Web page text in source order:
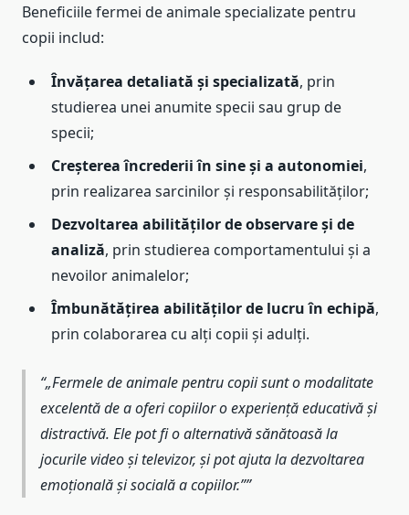
Beneficiile fermei de animale specializate pentru
copii includ:
Învățarea detaliată și specializată, prin
studierea unei anumite specii sau grup de
specii;
Creșterea încrederii în sine și a autonomiei,
prin realizarea sarcinilor și responsabilităților;
Dezvoltarea abilităților de observare și de
analiză, prin studierea comportamentului și a
nevoilor animalelor;
Îmbunătățirea abilităților de lucru în echipă,
prin colaborarea cu alți copii și adulți.
„Fermele de animale pentru copii sunt o modalitate
excelentă de a oferi copiilor o experiență educativă și
distractivă. Ele pot fi o alternativă sănătoasă la
jocurile video și televizor, și pot ajuta la dezvoltarea
emoțională și socială a copiilor.”